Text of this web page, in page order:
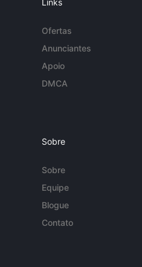
Links
Ofertas
Anunciantes
Apoio
DMCA
Sobre
Sobre
Equipe
Blogue
Contato